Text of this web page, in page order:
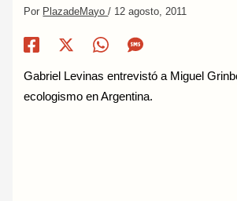
Por PlazadeMayo/ 12 agosto, 2011
Gabriel Levinas entrevistó a Miguel
ecologismo en Argentina.